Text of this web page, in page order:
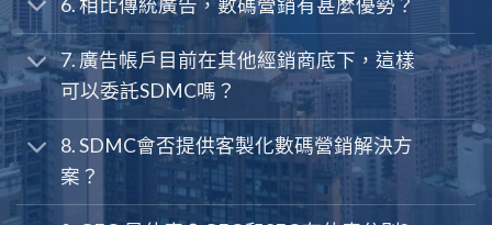
6. 相比傳統廣告，數碼營銷有甚麼優勢？
7. 廣告帳戶目前在其他經銷商底下，這樣
可以委託SDMC嗎？
8. SDMC會否提供客製化數碼營銷解決方